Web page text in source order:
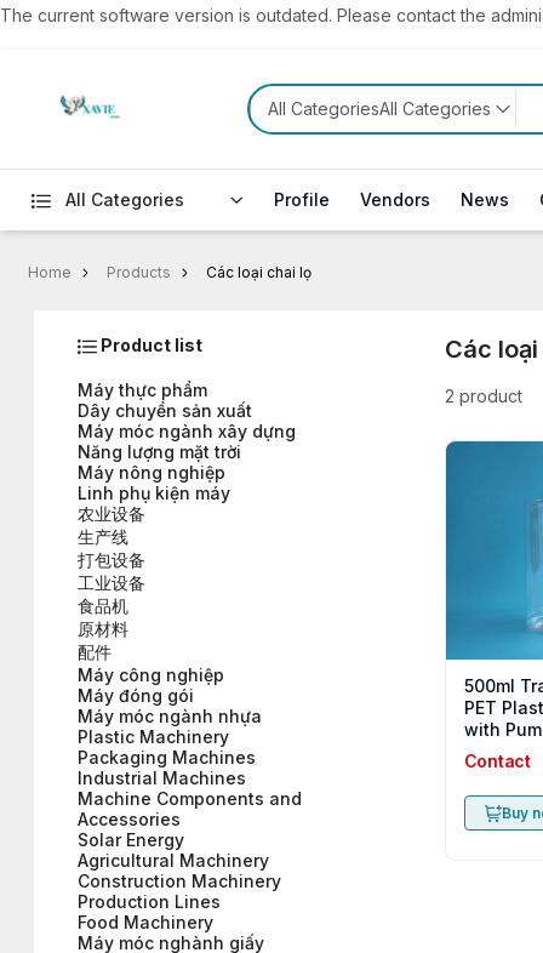
The current software version is outdated. Please contact the
All CategoriesAll Categories
All Categories Profile Vendors News
Home Products Các loại chai lọ
Product list
Máy thực phẩm
Dây chuyền sản xuất
Máy móc ngành xây dựng
Năng lượng mặt trời
Máy nông nghiệp
Linh phụ kiện máy
农业设备
生产线
打包设备
工业设备
食品机
原材料
配件
Máy công nghiệp
Máy đóng gói
Máy móc ngành nhựa
Plastic Machinery
Packaging Machines
Industrial Machines
Machine Components and
Accessories
Solar Energy
Agricultural Machinery
Construction Machinery
Production Lines
Food Machinery
Máy móc nghành giấy
Các
2 product
500ml
PET
with
Contact
Buy